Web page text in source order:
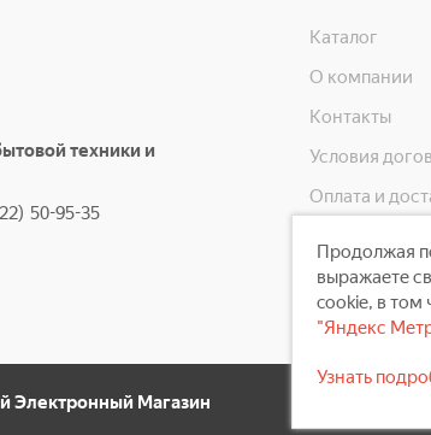
техники и
50-95-35
Каталог
О компании
Контакты
Условия
Оплата и
Скидки
Электронный Магазин
Продолжая
выражаете
cookie, в том
"Яндекс
Узнать